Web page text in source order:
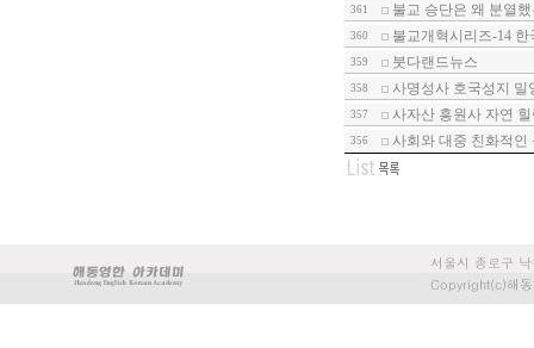
361 불교 승단은 왜 분열했
360 불교개혁시리즈-14
359 붓다랜드뉴스
358 사명성사 호국성지 밀
357 사자산 흥원사 자연
356 사회와 대중 친화적인